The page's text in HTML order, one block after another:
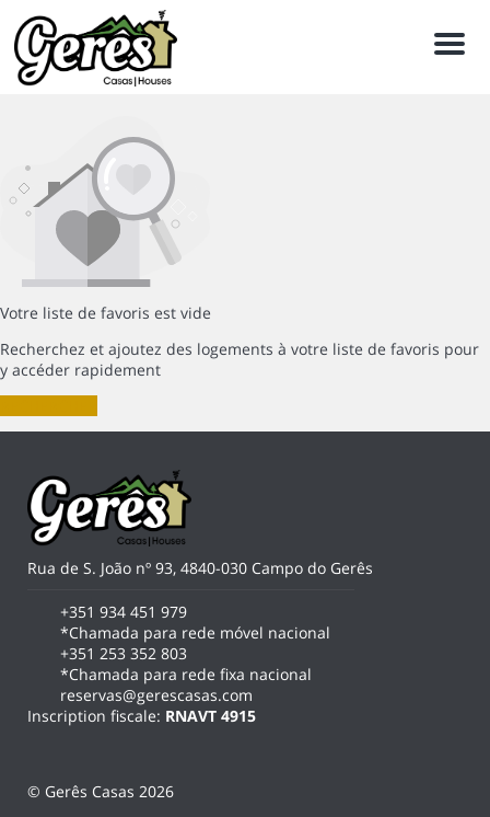
Menu
Votre liste de favoris est vide
Recherchez et ajoutez des logements à votre liste de favoris pour
y accéder rapidement
Rua de S. João nº 93, 4840-030 Campo do Gerês
+351 934 451 979
*Chamada para rede móvel nacional
+351 253 352 803
*Chamada para rede fixa nacional
reservas@gerescasas.com
Inscription fiscale: RNAVT 4915
© Gerês Casas 2026